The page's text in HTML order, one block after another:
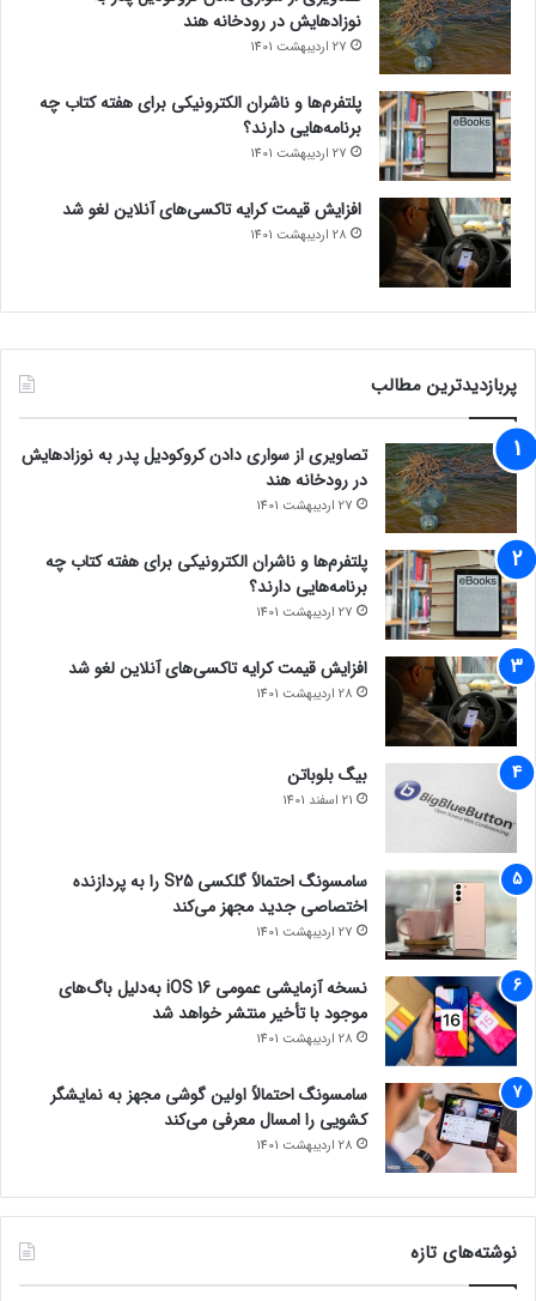
نوزادهایش در رودخانه هند
27 اردیبهشت 1401
پلتفرم‌ها و ناشران الکترونیکی برای هفته کتاب چه
برنامه‌هایی دارند؟
27 اردیبهشت 1401
افزایش قیمت کرایه تاکسی‌های آنلاین لغو شد
28 اردیبهشت 1401
پربازدیدترین مطالب
تصاویری از سواری دادن کروکودیل پدر به نوزادهایش
در رودخانه هند
27 اردیبهشت 1401
پلتفرم‌ها و ناشران الکترونیکی برای هفته کتاب چه
برنامه‌هایی دارند؟
27 اردیبهشت 1401
افزایش قیمت کرایه تاکسی‌های آنلاین لغو شد
28 اردیبهشت 1401
بیگ بلوباتن
21 اسفند 1401
سامسونگ احتمالاً گلکسی S25 را به پردازنده
اختصاصی جدید مجهز می‌کند
27 اردیبهشت 1401
نسخه آزمایشی عمومی iOS 16 به‌دلیل باگ‌های
موجود با تأخیر منتشر خواهد شد
28 اردیبهشت 1401
سامسونگ احتمالاً اولین گوشی مجهز به نمایشگر
کشویی را امسال معرفی می‌کند
28 اردیبهشت 1401
نوشته‌های تازه